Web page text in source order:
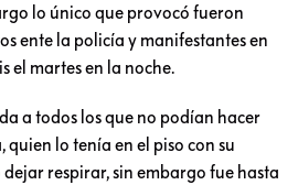
lo único que provocó fueron
ente la policía y manifestantes en
el martes en la noche.
a todos los que no podían hacer
lo tenía en el piso con su
respirar, sin embargo fue hasta